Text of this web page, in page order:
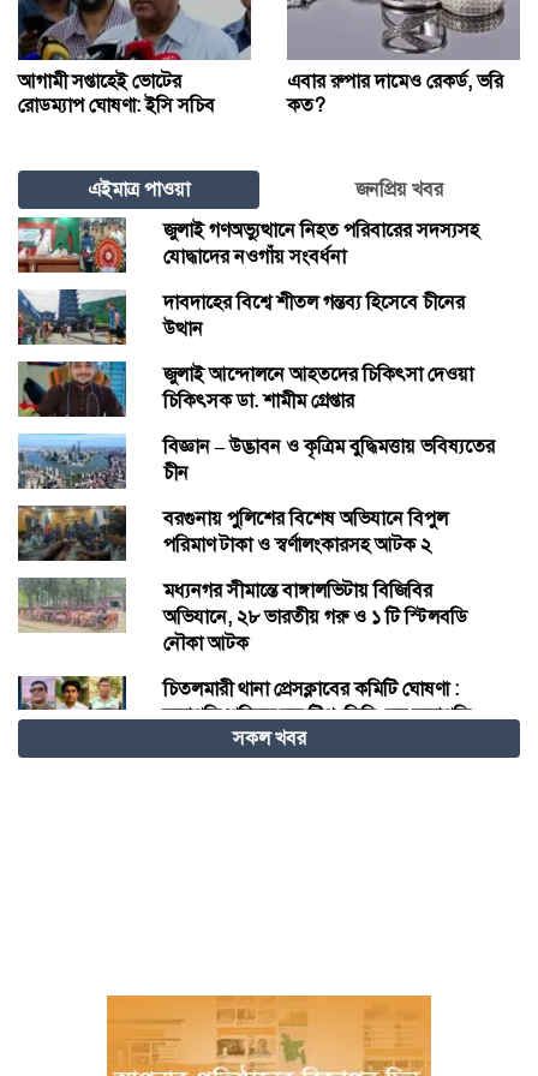
আগামী সপ্তাহেই ভোটের
রোডম্যাপ ঘোষণা: ইসি সচিব
এবার রুপার দামেও রেকর্ড, ভরি
কত?
এইমাত্র পাওয়া
জনপ্রিয় খবর
জুলাই গণঅভ্যুত্থানে নিহত পরিবারের সদস্যসহ
যোদ্ধাদের নওগাঁয় সংবর্ধনা
দাবদাহের বিশ্বে শীতল গন্তব্য হিসেবে চীনের
উত্থান
জুলাই আন্দোলনে আহতদের চিকিৎসা দেওয়া
চিকিৎসক ডা. শামীম গ্রেপ্তার
বিজ্ঞান – উদ্ভাবন ও কৃত্রিম বুদ্ধিমত্তায় ভবিষ্যতের
চীন
বরগুনায় পুলিশের বিশেষ অভিযানে বিপুল
পরিমাণ টাকা ও স্বর্ণালংকারসহ আটক ২
মধ্যনগর সীমান্তে বাঙ্গালভিটায় বিজিবির
অভিযানে, ২৮ ভারতীয় গরু ও ১ টি স্টিলবডি
নৌকা আটক
চিতলমারী থানা প্রেসক্লাবের কমিটি ঘোষণা :
সভাপতি শহিদুল হক টিপু, সিনি: সহ সভাপতি
মো: আজাদ খান, সাধারণ সম্পাদক অরুন কুমার
গাঁজাসহ দুইজন মাদক ব্যবসায়ীকে গ্রেফতার
করেছে র‍্যাব-৬
সকল খবর